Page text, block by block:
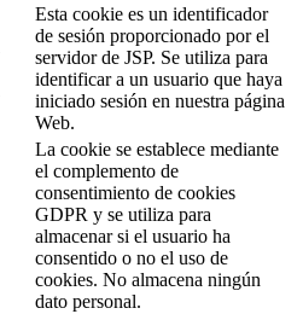
Esta cookie es un identificador
de sesión proporcionado por el
servidor de JSP. Se utiliza para
identificar a un usuario que haya
iniciado sesión en nuestra página
Web.
La cookie se establece mediante
el complemento de
consentimiento de cookies
GDPR y se utiliza para
almacenar si el usuario ha
consentido o no el uso de
cookies. No almacena ningún
dato personal.